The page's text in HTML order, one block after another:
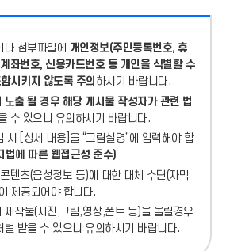
첨부파일에 개인정보(주민등록번호, 휴
좌번호, 신용카드번호 등 개인을 식별할 수
시키지 않도록 주의 하시기 바랍니다.
노출 될 경우 해당 게시물 작성자가 관련 법
수 있으니 유의하시기 바랍니다.
시 [상세 내용]을 “그림설명”에 입력해야 합
법에 따른 웹접근성 준수)
텐츠(음성정보 등)에 대한 대체 수단(자막
제공되어야 합니다.
제작물(사진,그림,영상,폰트 등)을 올릴경우
벌 받을 수 있으니 유의하시기 바랍니다.